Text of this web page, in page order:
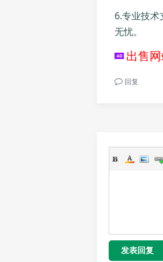
6.专业技
无忧。
出售
回复
发表回复